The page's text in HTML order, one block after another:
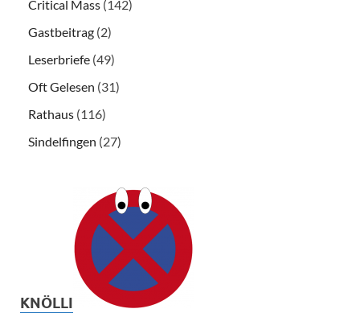
Critical Mass (142)
Gastbeitrag (2)
Leserbriefe (49)
Oft Gelesen (31)
Rathaus (116)
Sindelfingen (27)
KNÖLLI